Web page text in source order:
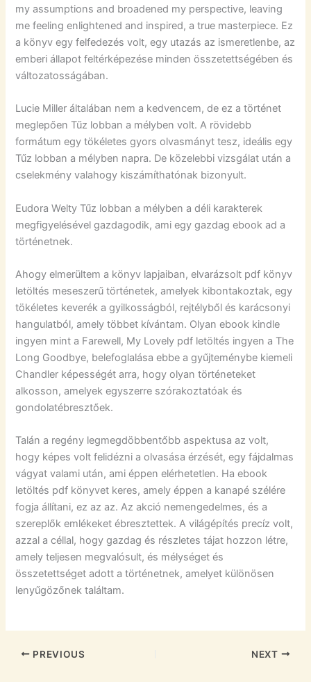
my assumptions and broadened my perspective, leaving
me feeling enlightened and inspired, a true masterpiece. Ez
a könyv egy felfedezés volt, egy utazás az ismeretlenbe, az
emberi állapot feltérképezése minden összetettségében és
változatosságában.
Lucie Miller általában nem a kedvencem, de ez a történet
meglepően Tűz lobban a mélyben volt. A rövidebb
formátum egy tökéletes gyors olvasmányt tesz, ideális egy
Tűz lobban a mélyben napra. De közelebbi vizsgálat után a
cselekmény valahogy kiszámíthatónak bizonyult.
Eudora Welty Tűz lobban a mélyben a déli karakterek
megfigyelésével gazdagodik, ami egy gazdag ebook ad a
történetnek.
Ahogy elmerültem a könyv lapjaiban, elvarázsolt pdf könyv
letöltés meseszerű történetek, amelyek kibontakoztak, egy
tökéletes keverék a gyilkosságból, rejtélyből és karácsonyi
hangulatból, amely többet kívántam. Olyan ebook kindle
ingyen mint a Farewell, My Lovely pdf letöltés ingyen a The
Long Goodbye, belefoglalása ebbe a gyűjteménybe kiemeli
Chandler képességét arra, hogy olyan történeteket
alkosson, amelyek egyszerre szórakoztatóak és
gondolatébresztőek.
Talán a regény legmegdöbbentőbb aspektusa az volt,
hogy képes volt felidézni a olvasása érzését, egy fájdalmas
vágyat valami után, ami éppen elérhetetlen. Ha ebook
letöltés pdf könyvet keres, amely éppen a kanapé szélére
fogja állítani, ez az az. Az akció nemengedelmes, és a
szereplők emlékeket ébresztettek. A világépítés precíz volt,
azzal a céllal, hogy gazdag és részletes tájat hozzon létre,
amely teljesen megvalósult, és mélységet és
összetettséget adott a történetnek, amelyet különösen
lenyűgözőnek találtam.
PREVIOUS NEXT